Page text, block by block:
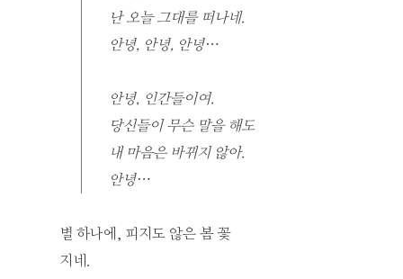
난 오늘 그대를 떠나네.
안녕, 안녕, 안녕…
안녕, 인간들이여.
당신들이 무슨 말을 해도
내 마음은 바뀌지 않아.
안녕…
별 하나에, 피지도 않은 봄 꽃
지네.